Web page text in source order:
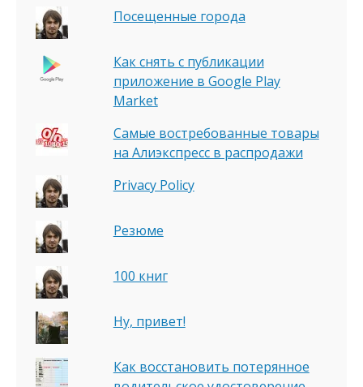
Посещенные города
Как снять с публикации
приложение в Google Play
Market
Самые востребованные товары
на Алиэкспресс в распродажи
Privacy Policy
Резюме
100 книг
Ну, привет!
Как восстановить потерянное